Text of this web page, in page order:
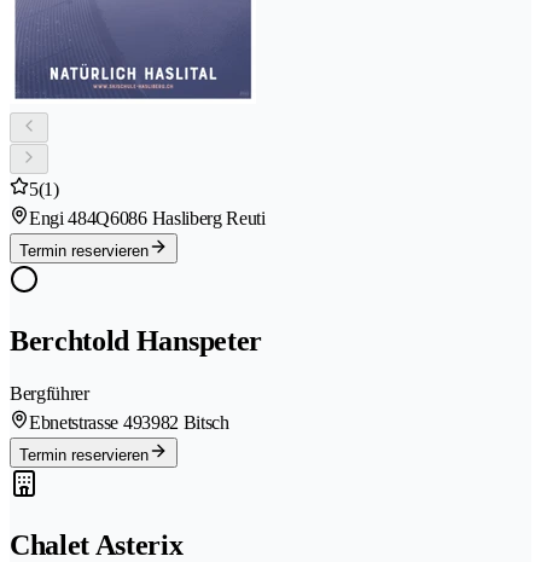
5(1)
Engi 484Q6086 Hasliberg Reuti
Termin reservieren
Berchtold Hanspeter
Bergführer
Ebnetstrasse 493982 Bitsch
Termin reservieren
Chalet Asterix